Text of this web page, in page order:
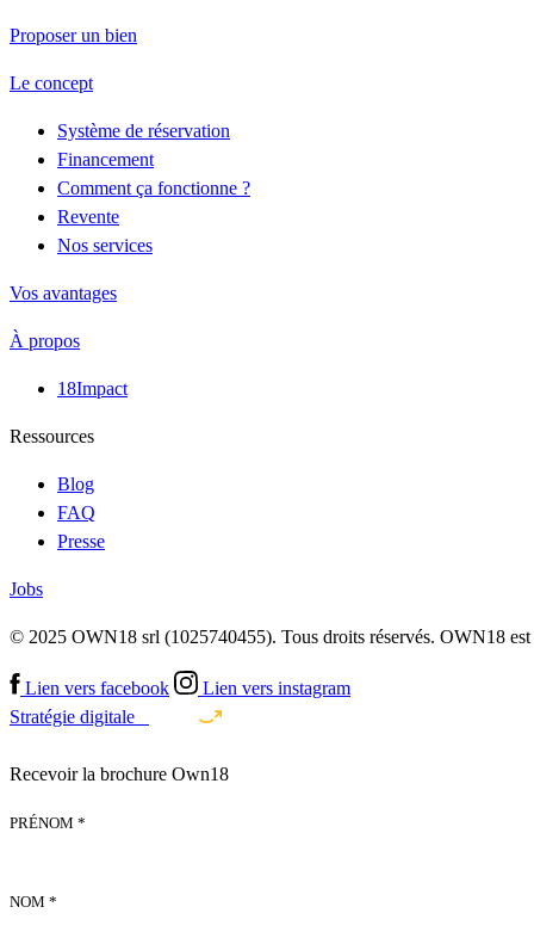
Proposer un bien
Le concept
Système de réservation
Financement
Comment ça fonctionne ?
Revente
Nos services
Vos avantages
À propos
18Impact
Ressources
Blog
FAQ
Presse
Jobs
© 2025 OWN18 srl (1025740455). Tous droits réservés. OWN18 est
Lien vers facebook
Lien vers instagram
Stratégie digitale
Recevoir la brochure Own18
PRÉNOM *
NOM *